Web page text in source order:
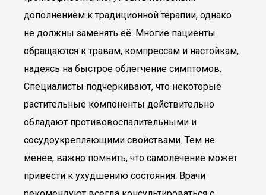
дополнением к традиционной терапии, однако
не должны заменять её. Многие пациенты
обращаются к травам, компрессам и настойкам,
надеясь на быстрое облегчение симптомов.
Специалисты подчеркивают, что некоторые
растительные компоненты действительно
обладают противовоспалительными и
сосудоукрепляющими свойствами. Тем не
менее, важно помнить, что самолечение может
привести к ухудшению состояния. Врачи